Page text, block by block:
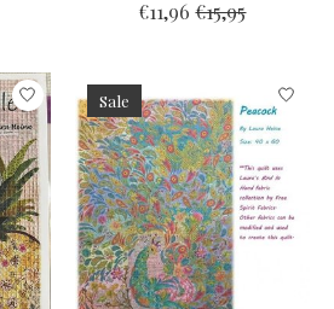
€11,96 €15,95
Sale